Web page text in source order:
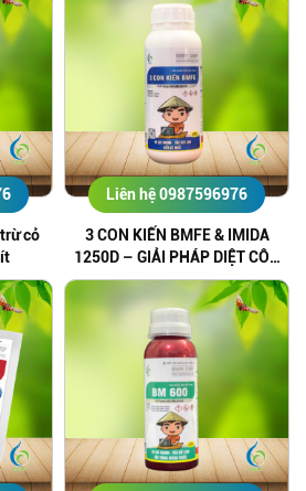
cỏ
Liên hệ 0987596976
3 CON KIẾN BMFE & IMIDA
1250D – GIẢI PHÁP DIỆT CÔN
TRÙNG HIỆU QUẢ, AN TOÀN
CHO MÔI TRƯỜNG